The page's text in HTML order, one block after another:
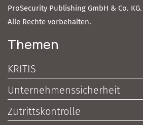
ProSecurity Publishing GmbH & Co. KG.
Alle Rechte vorbehalten.
Themen
KRITIS
Unternehmenssicherheit
Zutrittskontrolle